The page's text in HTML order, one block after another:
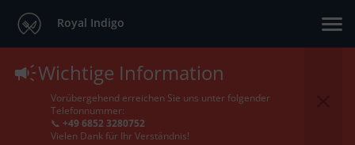
Royal Indigo
Wichtige Information
Vorübergehend erreichen Sie uns unter folgender
Telefonnummer:
📞 +49 6852 3280752
Vielen Dank für Ihr Verständnis!